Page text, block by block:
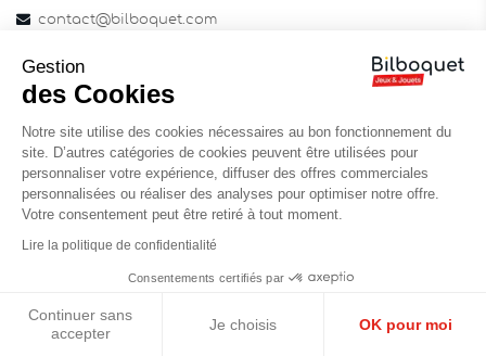
contact@bilboquet.com
NOUS SUIVRE
LETTRE D'INFORMATIONS
J'accepte les termes et conditions et la politique de
Gestion
des Cookies
Notre site utilise des cookies nécessaires au bon fonctionnement du
site. D’autres catégories de cookies peuvent être utilisées pour
personnaliser votre expérience, diffuser des offres commerciales
personnalisées ou réaliser des analyses pour optimiser notre offre.
Votre consentement peut être retiré à tout moment.
Lire la politique de confidentialité
Consentements certifiés par
Continuer sans
accepter
Je choisis OK pour moi